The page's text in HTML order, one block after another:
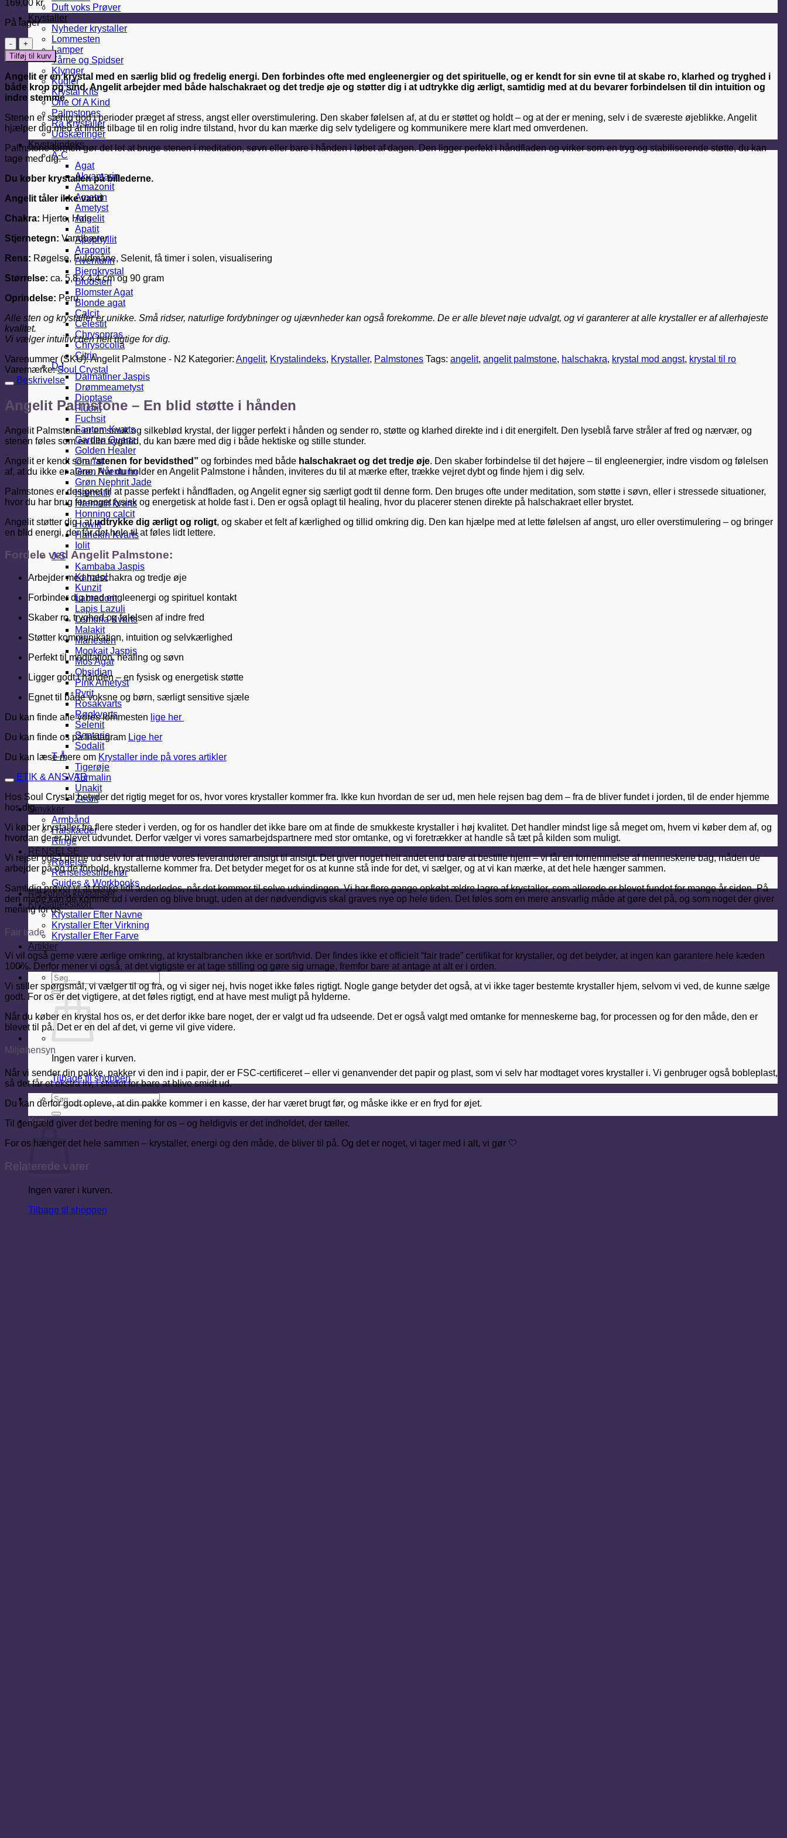
Duft voks Prøver
Krystaller
Nyheder krystaller
Lommesten
Lamper
Tårne og Spidser
Klynger
Kugler
Krystal Kits
One Of A Kind
Palmstones
Rå Krystaller
Udskæringer
Krystalindeks
A-C
Agat
Akvamarin
Amazonit
Ametrin
Ametyst
Angelit
Apatit
Apophyllit
Aragonit
Aventurin
Bjergkrystal
Blodsten
Blomster Agat
Blonde agat
Calcit
Celestit
Chrysopras
Chrysocolla
Citrin
D-I
Dalmatiner Jaspis
Drømmeametyst
Dioptase
Fluorit
Fuchsit
Fantom Kvarts
Garden Quartz
Golden Healer
Granat
Grøn Aventurin
Grøn Nephrit Jade
Hæmatit
Hæmatit kvarts
Honning calcit
Howlit
Harlekin Kvarts
Iolit
J-S
Kambaba Jaspis
Karneol
Kunzit
Labradorit
Lapis Lazuli
Lemuria Kvarts
Malakit
Månesten
Mookait Jaspis
Mos Agat
Obsidian
Pink Ametyst
Pyrit
Rosakvarts
Røgkvarts
Selenit
Septarie
Sodalit
T-Å
Tigerøje
Turmalin
Unakit
Zeolit
Smykker
Armbånd
Halskæder
Ringe
RENSELSE
Røgelse
Renselsestilbehør
Guides & Workbooks
Personligt krystalsæt
Krystalleksikon
Krystaller Efter Navne
Krystaller Efter Virkning
Krystaller Efter Farve
Artikler
Søg
efter:
Ingen varer i kurven.
Tilbage til shoppen
Søg
efter:
Kurv
Ingen varer i kurven.
Tilbage til shoppen
169,00 kr.
På lager
Angelit
Palmstone
(Nr
2)
antal
Tilføj til kurv
Angelit er en krystal med en særlig blid og fredelig energi. Den forbindes ofte med engleenergier og det spirituelle, og er kendt for sin evne til at skabe ro, klarhed og tryghed i
både krop og sind. Angelit arbejder med både halschakraet og det tredje øje og støtter dig i at udtrykke dig ærligt, samtidig med at du bevarer forbindelsen til din intuition og
indre stemme.
Stenen er særlig god i perioder præget af stress, angst eller overstimulering. Den skaber følelsen af, at du er støttet og holdt – og at der er mening, selv i de sværeste øjeblikke. Angelit
hjælper dig med at finde tilbage til en rolig indre tilstand, hvor du kan mærke dig selv tydeligere og kommunikere mere klart med omverdenen.
Palmstone-formen gør det let at bruge stenen i meditation, søvn eller bare i hånden i løbet af dagen. Den ligger perfekt i håndfladen og virker som en tryg og stabiliserende støtte, du kan
tage med dig.
Du køber krystallen på billederne.
Angelit tåler ikke vand
Chakra: Hjerte, Hals
Stjernetegn: Vandbærer
Rens: Røgelse, Fuldmåne, Selenit, få timer i solen, visualisering
Størrelse: ca. 5,8 x 4,4 cm og 90 gram
Oprindelse: Peru
Alle sten og krystaller er unikke. Små ridser, naturlige fordybninger og ujævnheder kan også forekomme. De er alle blevet nøje udvalgt, og vi garanterer at alle krystaller er af allerhøjeste
kvalitet.
Vi vælger intuitivt den helt rigtige for dig.
Varenummer (SKU):Angelit Palmstone - N2 Kategorier: Angelit, Krystalindeks, Krystaller, Palmstones Tags: angelit, angelit palmstone, halschakra, krystal mod angst, krystal til ro
Varemærke:Soul Crystal
Beskrivelse
Angelit Palmstone – En blid støtte i hånden
Angelit Palmstone er en smuk og silkeblød krystal, der ligger perfekt i hånden og sender ro, støtte og klarhed direkte ind i dit energifelt. Den lyseblå farve stråler af fred og nærvær, og
stenen føles som en lille tryghed, du kan bære med dig i både hektiske og stille stunder.
Angelit er kendt som“stenen for bevidsthed” og forbindes med både halschakraet og det tredje øje. Den skaber forbindelse til det højere – til engleenergier, indre visdom og følelsen
af, at du ikke er alene. Når du holder en Angelit Palmstone i hånden, inviteres du til at mærke efter, trække vejret dybt og finde hjem i dig selv.
Palmstones er designet til at passe perfekt i håndfladen, og Angelit egner sig særligt godt til denne form. Den bruges ofte under meditation, som støtte i søvn, eller i stressede situationer,
hvor du har brug for noget fysisk og energetisk at holde fast i. Den er også oplagt til healing, hvor du placerer stenen direkte på halschakraet eller brystet.
Angelit støtter dig i atudtrykke dig ærligt og roligt, og skaber et felt af kærlighed og tillid omkring dig. Den kan hjælpe med at lette følelsen af angst, uro eller overstimulering – og bringer
en blid energi, der får det hele til at føles lidt lettere.
Fordele ved Angelit Palmstone:
Arbejder med halschakra og tredje øje
Forbinder dig med engleenergi og spirituel kontakt
Skaber ro, tryghed og følelsen af indre fred
Støtter kommunikation, intuition og selvkærlighed
Perfekt til meditation, healing og søvn
Ligger godt i hånden – en fysisk og energetisk støtte
Egnet til både voksne og børn, særligt sensitive sjæle
Du kan finde alle vores lommesten lige her
Du kan finde os på Instagram Lige her
Du kan læse mere om Krystaller inde på vores artikler
ETIK & ANSVAR
Hos Soul Crystal betyder det rigtig meget for os, hvor vores krystaller kommer fra. Ikke kun hvordan de ser ud, men hele rejsen bag dem – fra de bliver fundet i jorden, til de ender hjemme
hos dig.
Vi køber krystaller fra flere steder i verden, og for os handler det ikke bare om at finde de smukkeste krystaller i høj kvalitet. Det handler mindst lige så meget om, hvem vi køber dem af, og
hvordan de er blevet udvundet. Derfor vælger vi vores samarbejdspartnere med stor omtanke, og vi foretrækker at handle så tæt på kilden som muligt.
Vi rejser også gerne ud selv for at møde vores leverandører ansigt til ansigt. Det giver noget helt andet end bare at bestille hjem – vi får en fornemmelse af menneskene bag, måden de
arbejder på og de forhold, krystallerne kommer fra. Det betyder meget for os at kunne stå inde for det, vi sælger, og at vi kan mærke, at det hele hænger sammen.
Samtidig prøver vi at tænke lidt anderledes, når det kommer til selve udvindingen. Vi har flere gange opkøbt ældre lagre af krystaller, som allerede er blevet fundet for mange år siden. På
den måde kan de komme ud i verden og blive brugt, uden at der nødvendigvis skal graves nye op hele tiden. Det føles som en mere ansvarlig måde at gøre det på, og som noget der giver
mening for os.
Fair trade
Vi vil også gerne være ærlige omkring, at krystalbranchen ikke er sort/hvid. Der findes ikke et officielt “fair trade” certifikat for krystaller, og det betyder, at ingen kan garantere hele kæden
100%. Derfor mener vi også, at det vigtigste er at tage stilling og gøre sig umage, fremfor bare at antage at alt er i orden.
Vi stiller spørgsmål, vi vælger til og fra, og vi siger nej, hvis noget ikke føles rigtigt. Nogle gange betyder det også, at vi ikke tager bestemte krystaller hjem, selvom vi ved, de kunne sælge
godt. For os er det vigtigere, at det føles rigtigt, end at have mest muligt på hylderne.
Når du køber en krystal hos os, er det derfor ikke bare noget, der er valgt ud fra udseende. Det er også valgt med omtanke for menneskerne bag, for processen og for den måde, den er
blevet til på. Det er en del af det, vi gerne vil give videre.
Miljøhensyn
Når vi sender din pakke, pakker vi den ind i papir, der er FSC-certificeret – eller vi genanvender det papir og plast, som vi selv har modtaget vores krystaller i. Vi genbruger også bobleplast,
så det får et ekstra liv, i stedet for bare at blive smidt ud.
Du kan derfor godt opleve, at din pakke kommer i en kasse, der har været brugt før, og måske ikke er en fryd for øjet.
Til gengæld giver det bedre mening for os – og heldigvis er det indholdet, der tæller.
For os hænger det hele sammen – krystaller, energi og den måde, de bliver til på. Og det er noget, vi tager med i alt, vi gør 🤍
Relaterede varer